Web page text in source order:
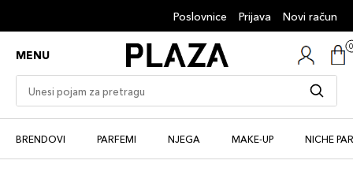
Poslovnice Prijava Novi račun
MENU
BRENDOVI PARFEMI NJEGA MAKE-UP NICHE